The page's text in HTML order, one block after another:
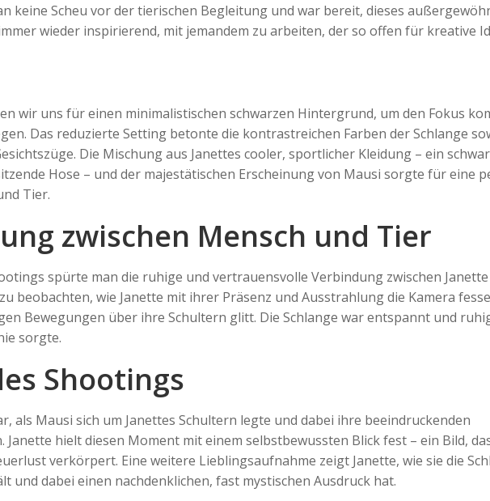
keine Scheu vor der tierischen Begleitung und war bereit, dieses
wieder inspirierend, mit jemandem zu arbeiten, der so offen für kreative
wir uns für einen minimalistischen schwarzen Hintergrund, um den Fokus
Das reduzierte Setting betonte die kontrastreichen Farben der Schlange
Die Mischung aus Janettes cooler, sportlicher Kleidung – ein
Hose – und der majestätischen Erscheinung von Mausi sorgte für eine
Tier.
zwischen Mensch und Tier
spürte man die ruhige und vertrauensvolle Verbindung zwischen
beobachten, wie Janette mit ihrer Präsenz und Ausstrahlung die Kamera
Bewegungen über ihre Schultern glitt. Die Schlange war entspannt und
sorgte.
Shootings
als Mausi sich um Janettes Schultern legte und dabei ihre beeindruckenden
Janette hielt diesen Moment mit einem selbstbewussten Blick fest – ein Bild,
verkörpert. Eine weitere Lieblingsaufnahme zeigt Janette, wie sie die
und dabei einen nachdenklichen, fast mystischen Ausdruck hat.